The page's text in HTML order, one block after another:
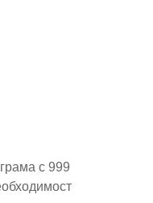
с 999